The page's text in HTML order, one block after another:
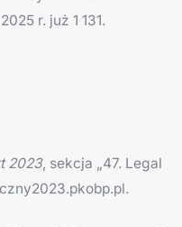
r. już 1 131.
2023, sekcja „47. Legal